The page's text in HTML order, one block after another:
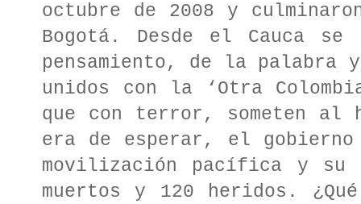
octubre de 2008 y
Bogotá. Desde el Cauca
pensamiento, de la palabra
unidos con la ‘Otra
que con terror, someten al
era de esperar, el
movilización pacífica y su
muertos y 120 heridos.